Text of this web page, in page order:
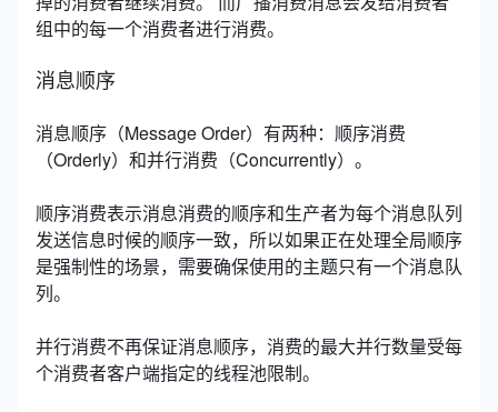
组中的每一个消费者进行消费。
消息顺序
消息顺序（Message Order）有两种：顺序消费
（Orderly）和并行消费（Concurrently）。
顺序消费表示消息消费的顺序和生产者为每个消息队列
发送信息时候的顺序一致，所以如果正在处理全局顺序
是强制性的场景，需要确保使用的主题只有一个消息队
列。
并行消费不再保证消息顺序，消费的最大并行数量受每
个消费者客户端指定的线程池限制。